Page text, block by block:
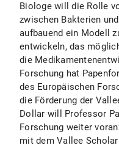
Biologe will die Rolle
zwischen Bakterien
aufbauend ein Modell
entwickeln, das
die
Forschung hat
des Europäischen
die Förderung der
Dollar will Professor
Forschung weiter
mit dem Vallee